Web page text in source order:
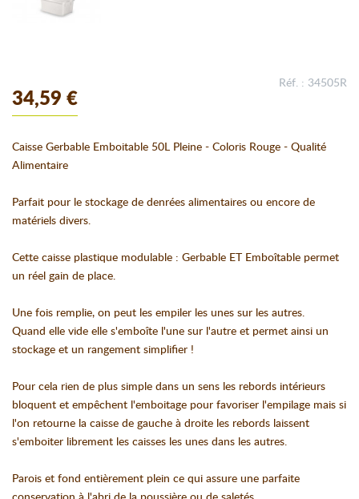
34,59 €
Réf. : 34505R
Caisse Gerbable Emboitable 50L Pleine - Coloris Rouge - Qualité
Alimentaire
Parfait pour le stockage de denrées alimentaires ou encore de
matériels divers.
Cette caisse plastique modulable : Gerbable ET Emboîtable permet
un réel gain de place.
Une fois remplie, on peut les empiler les unes sur les autres.
Quand elle vide elle s'emboîte l'une sur l'autre et permet ainsi un
stockage et un rangement simplifier !
Pour cela rien de plus simple dans un sens les rebords intérieurs
bloquent et empêchent l'emboitage pour favoriser l'empilage mais si
l'on retourne la caisse de gauche à droite les rebords laissent
s'emboiter librement les caisses les unes dans les autres.
Parois et fond entièrement plein ce qui assure une parfaite